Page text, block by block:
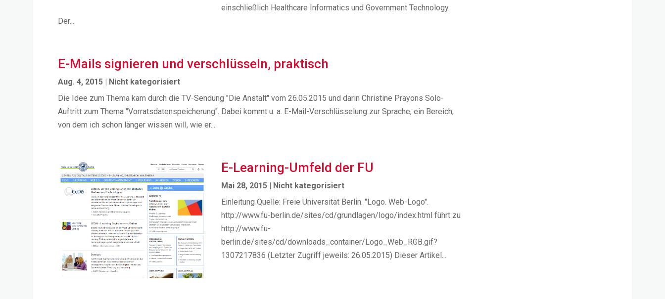
einschließlich Healthcare Informatics und Government Technology.
Der...
E-Mails signieren und verschlüsseln, praktisch
Aug. 4, 2015 | Nicht kategorisiert
Die Idee zum Thema kam durch die TV-Sendung "Die Anstalt" vom 26.05.2015 und darin Christine Prayons Solo-
Auftritt zum Thema "Vorratsdatenspeicherung". Dabei kommt u. a. E-Mail-Verschlüsselung zur Sprache, ein Bereich,
von dem ich schon länger wissen will, wie er...
E-Learning-Umfeld der FU
Mai 28, 2015 | Nicht kategorisiert
Einleitung Quelle: Freie Universität Berlin. "Logo. Web-Logo".
http://www.fu-berlin.de/sites/cd/grundlagen/logo/index.html führt zu
http://www.fu-
berlin.de/sites/cd/downloads_container/Logo_Web_RGB.gif?
1307217836 (Letzter Zugriff jeweils: 26.05.2015) Dieser Artikel...